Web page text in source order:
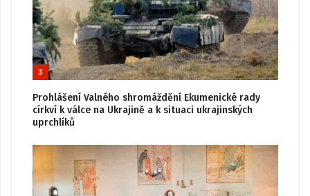
3
Prohlášení Valného shromáždění Ekumenické rady
církví k válce na Ukrajině a k situaci ukrajinských
uprchlíků